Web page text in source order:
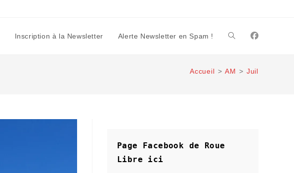
Inscription à la Newsletter Alerte Newsletter en Spam ! Toggle
website
Accueil > AM > Juil
Page Facebook de Roue
Libre
ici